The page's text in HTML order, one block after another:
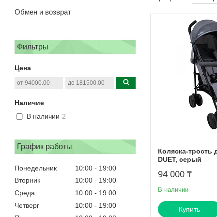
Обмен и возврат
Фильтры
Цена
Наличие
В наличии 2
График работы
Понедельник 10:00
19:00
Вторник
10:00
19:00
Среда
10:00
19:00
Четверг
10:00
19:00
Коляска-трость
DUET, серый
94 000 ₸
В наличии
Купить